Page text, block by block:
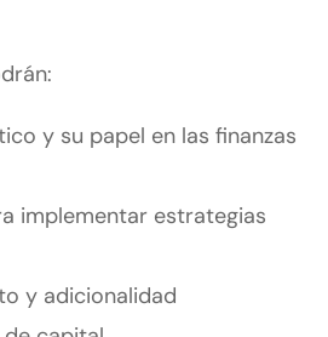
y su papel en las finanzas
implementar estrategias
y adicionalidad